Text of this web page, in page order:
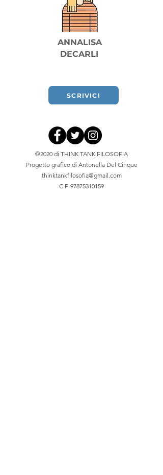
ANNALISA
DECARLI
SCRIVICI
©2020 di THINK TANK FILOSOFIA
Progetto grafico di Antonella Del Cinque
thinktankfilosofia@gmail.com
C.F. 97875310159